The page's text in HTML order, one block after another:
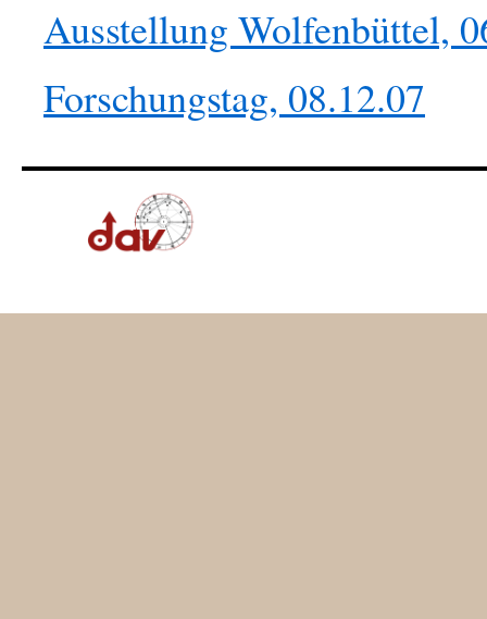
Ausstellung Wolfenbüttel,
Forschungstag, 08.12.07